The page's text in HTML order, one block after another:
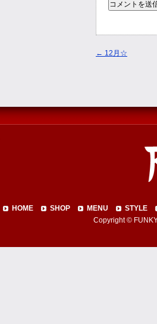
← 12月☆
HOME SHOP MENU
STYLE
Copyright ©